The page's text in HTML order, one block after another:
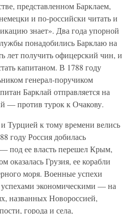
представленном Барклаем,
и по-российски читать и
знает». Два года упорной
понадобились Барклаю на
лет получить офицерский чин, и
капитаном. В 1788 году
генерал-поручиком
Барклай отправляется на
— против турок к Очакову.
Турцией к тому времени велись
году Россия добилась
под ее власть перешел Крым,
оказалась Грузия, ее корабли
моря. Военные успехи
экономическими — на
названных Новороссией,
города и села,